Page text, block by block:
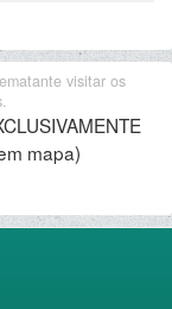
visitar os
mapa)